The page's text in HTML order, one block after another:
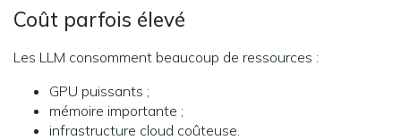
Coût parfois élevé
Les LLM consomment beaucoup de ressources :
GPU puissants ;
mémoire importante ;
infrastructure cloud coûteuse.